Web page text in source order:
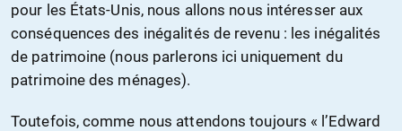
pour les États-Unis, nous allons nous intéresser aux
conséquences des inégalités de revenu : les inégalités
de patrimoine (nous parlerons ici uniquement du
patrimoine des ménages).
Toutefois, comme nous attendons toujours « l’Edward